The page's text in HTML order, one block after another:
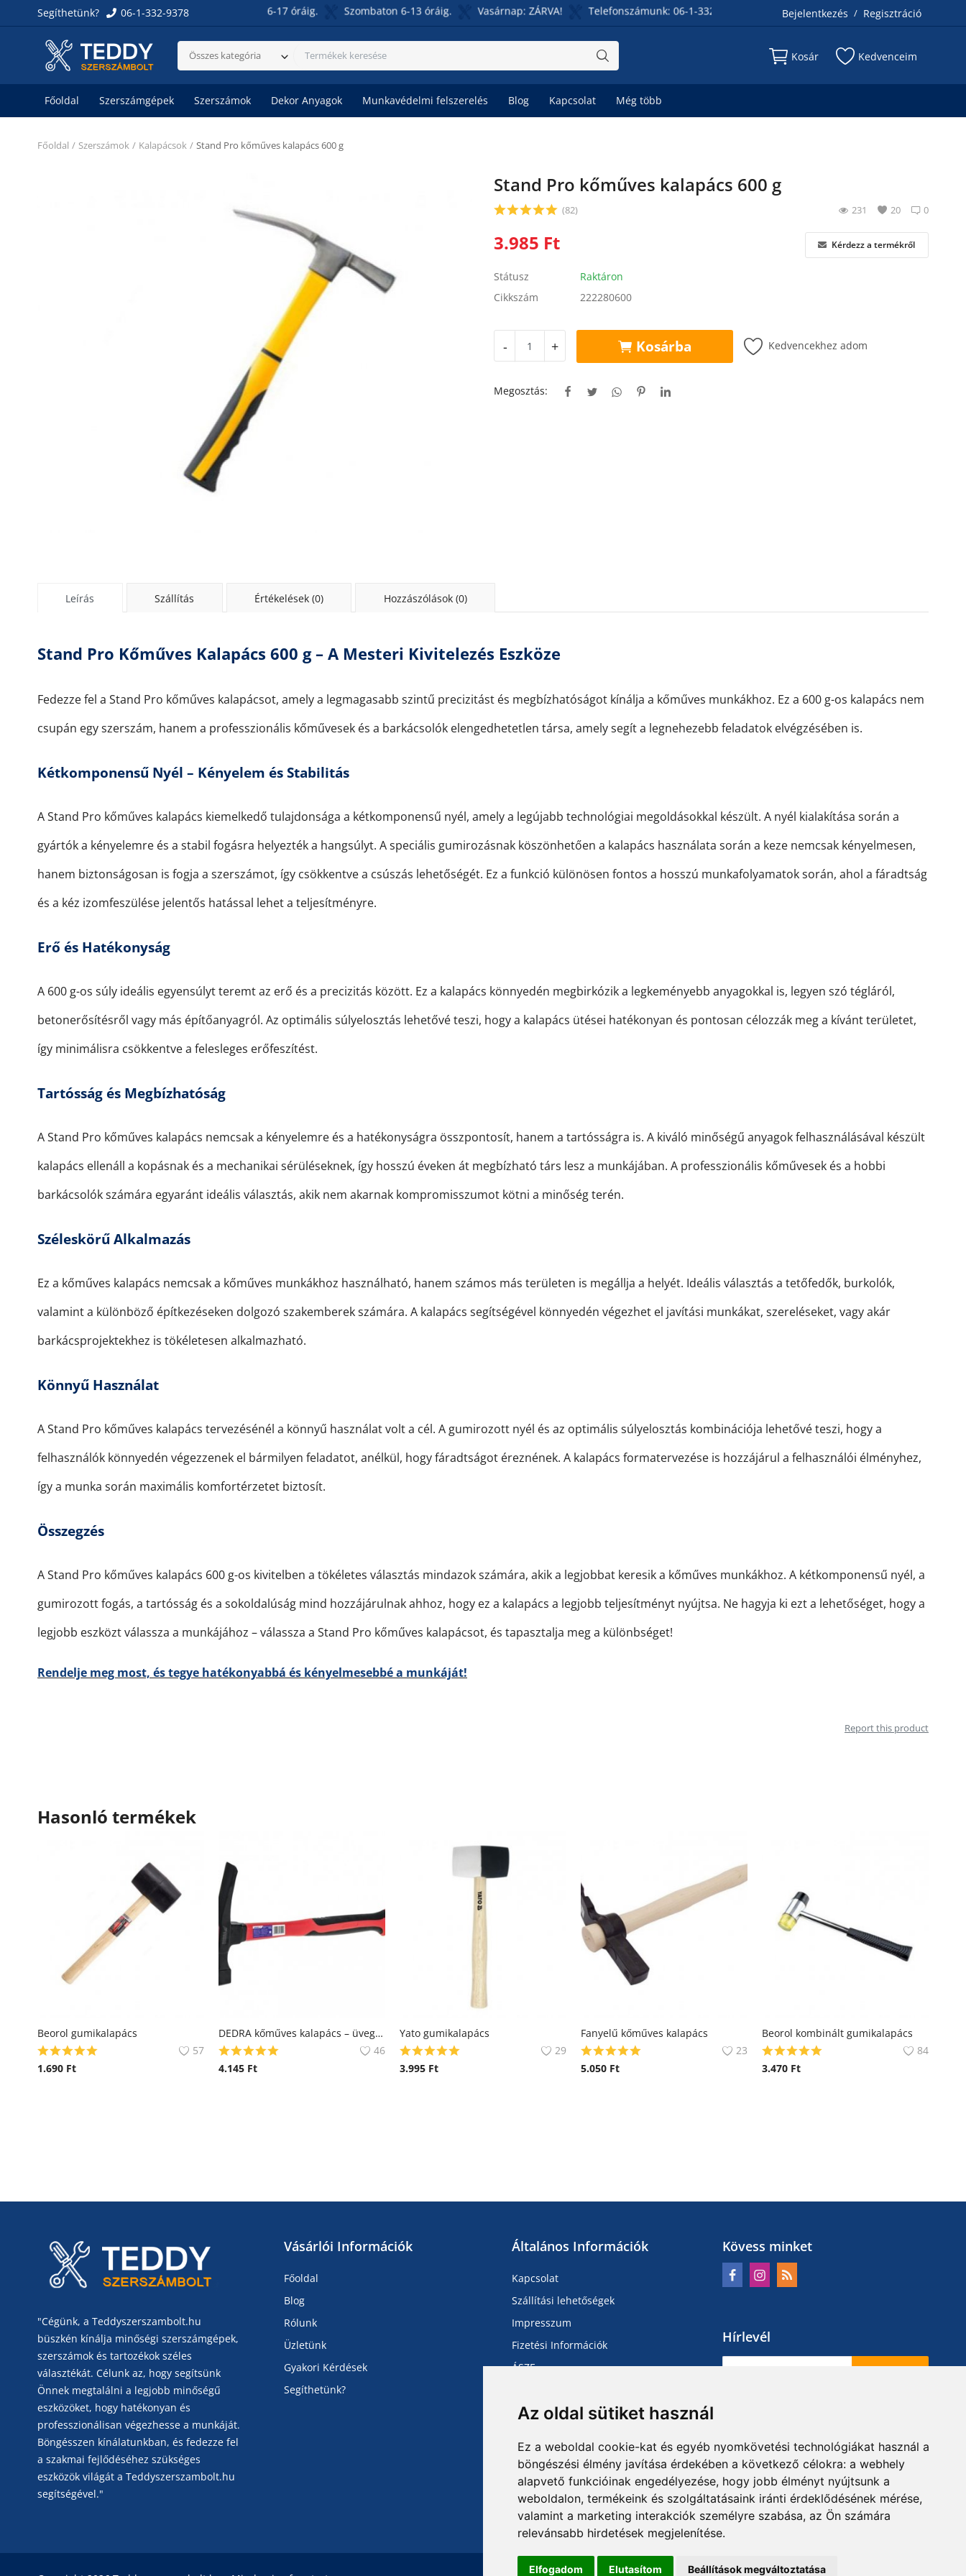
Az oldal sütiket használ
Ez a weboldal cookie-kat és egyéb nyomkövetési technológiákat használ a
böngészési élmény javítása érdekében a következő célokra: a webhely
alapvető funkcióinak engedélyezése, hogy jobb élményt nyújtsunk a
weboldalon, termékeink és szolgáltatásaink iránti érdeklődésének mérése,
valamint a marketing interakciók személyre szabása, az Ön számára
relevánsabb hirdetések megjelenítése.
Elfogadom Elutasítom Beállítások megváltoztatása
Segíthetünk? 06-1-332-9378
Üzletünk nyitvatartása: Hétfőtől péntekig 6-17 óráig. Szombaton 6-13 óráig. Vasárnap: ZÁRVA! Telefonszámunk: 06-1-332-93-78 és 06-30-515-8005Bejelentkezés / Regisztráció
Összes kategória Kosár Kedvenceim
Főoldal Szerszámgépek Szerszámok Dekor Anyagok Munkavédelmi felszerelés Blog Kapcsolat Még több
Főoldal Szerszámok Kalapácsok Stand Pro kőműves kalapács 600 g
Stand Pro kőműves kalapács 600 g
0
(82) 20
231
3.985 Ft Kérdezz a termékről
Státusz
Raktáron
Cikkszám
222280600
- + Kosárba Kedvencekhez adom
Megosztás:
Leírás Szállítás Értékelések (0) Hozzászólások (0)
Stand Pro Kőműves Kalapács 600 g – A Mesteri Kivitelezés Eszköze
Fedezze fel a Stand Pro kőműves kalapácsot, amely a legmagasabb szintű precizitást és megbízhatóságot kínálja a kőműves munkákhoz. Ez a 600 g-os kalapács nem
csupán egy szerszám, hanem a professzionális kőművesek és a barkácsolók elengedhetetlen társa, amely segít a legnehezebb feladatok elvégzésében is.
Kétkomponensű Nyél – Kényelem és Stabilitás
A Stand Pro kőműves kalapács kiemelkedő tulajdonsága a kétkomponensű nyél, amely a legújabb technológiai megoldásokkal készült. A nyél kialakítása során a
gyártók a kényelemre és a stabil fogásra helyezték a hangsúlyt. A speciális gumirozásnak köszönhetően a kalapács használata során a keze nemcsak kényelmesen,
hanem biztonságosan is fogja a szerszámot, így csökkentve a csúszás lehetőségét. Ez a funkció különösen fontos a hosszú munkafolyamatok során, ahol a fáradtság
és a kéz izomfeszülése jelentős hatással lehet a teljesítményre.
Erő és Hatékonyság
A 600 g-os súly ideális egyensúlyt teremt az erő és a precizitás között. Ez a kalapács könnyedén megbirkózik a legkeményebb anyagokkal is, legyen szó tégláról,
betonerősítésről vagy más építőanyagról. Az optimális súlyelosztás lehetővé teszi, hogy a kalapács ütései hatékonyan és pontosan célozzák meg a kívánt területet,
így minimálisra csökkentve a felesleges erőfeszítést.
Tartósság és Megbízhatóság
A Stand Pro kőműves kalapács nemcsak a kényelemre és a hatékonyságra összpontosít, hanem a tartósságra is. A kiváló minőségű anyagok felhasználásával készült
kalapács ellenáll a kopásnak és a mechanikai sérüléseknek, így hosszú éveken át megbízható társ lesz a munkájában. A professzionális kőművesek és a hobbi
barkácsolók számára egyaránt ideális választás, akik nem akarnak kompromisszumot kötni a minőség terén.
Széleskörű Alkalmazás
Ez a kőműves kalapács nemcsak a kőműves munkákhoz használható, hanem számos más területen is megállja a helyét. Ideális választás a tetőfedők, burkolók,
valamint a különböző építkezéseken dolgozó szakemberek számára. A kalapács segítségével könnyedén végezhet el javítási munkákat, szereléseket, vagy akár
barkácsprojektekhez is tökéletesen alkalmazható.
Könnyű Használat
A Stand Pro kőműves kalapács tervezésénél a könnyű használat volt a cél. A gumirozott nyél és az optimális súlyelosztás kombinációja lehetővé teszi, hogy a
felhasználók könnyedén végezzenek el bármilyen feladatot, anélkül, hogy fáradtságot éreznének. A kalapács formatervezése is hozzájárul a felhasználói élményhez,
így a munka során maximális komfortérzetet biztosít.
Összegzés
A Stand Pro kőműves kalapács 600 g-os kivitelben a tökéletes választás mindazok számára, akik a legjobbat keresik a kőműves munkákhoz. A kétkomponensű nyél, a
gumirozott fogás, a tartósság és a sokoldalúság mind hozzájárulnak ahhoz, hogy ez a kalapács a legjobb teljesítményt nyújtsa. Ne hagyja ki ezt a lehetőséget, hogy a
legjobb eszközt válassza a munkájához – válassza a Stand Pro kőműves kalapácsot, és tapasztalja meg a különbséget!
Rendelje meg most, és tegye hatékonyabbá és kényelmesebbé a munkáját!
Report this product
Hasonló termékek
Beorol gumikalapács
57
1.690 Ft
DEDRA kőműves kalapács – üvegszálas nyéllel
46
4.145 Ft
Yato gumikalapács
29
3.995 Ft
Fanyelű kőműves kalapács
23
5.050 Ft
Beorol kombinált gumikalapács
84
3.470 Ft
"Cégünk, a Teddyszerszambolt.hu
büszkén kínálja minőségi szerszámgépek,
szerszámok és tartozékok széles
választékát. Célunk az, hogy segítsünk
Önnek megtalálni a legjobb minőségű
eszközöket, hogy hatékonyan és
professzionálisan végezhesse a munkáját.
Böngésszen kínálatunkban, és fedezze fel
a szakmai fejlődéséhez szükséges
eszközök világát a Teddyszerszambolt.hu
segítségével."
Vásárlói Információk
Főoldal
Blog
Rólunk
Üzletünk
Gyakori Kérdések
Segíthetünk?
Általános Információk
Kapcsolat
Szállítási lehetőségek
Impresszum
Fizetési Információk
ÁSZF
Kövess minket
Hírlevél